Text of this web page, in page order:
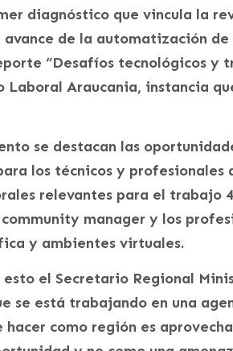
diagnóstico que vincula la
de la automatización
“Desafíos tecnológicos y
Laboral Araucania, instancia
se destacan las
los técnicos y profesionales
relevantes para el trabajo
manager y los
y ambientes virtuales.
esto el Secretario Regional
se está trabajando en una
hacer como región es